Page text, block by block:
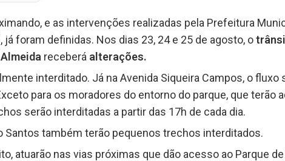
e as intervenções realizadas pela Prefeitura
foram definidas. Nos dias 23, 24 e 25 de agosto, o
receberá alterações.
interditado. Já na Avenida Siqueira Campos, o fluxo
para os moradores do entorno do parque, que terão
serão interditadas a partir das 17h de cada dia.
Santos também terão pequenos trechos interditados.
atuarão nas vias próximas que dão acesso ao Parque